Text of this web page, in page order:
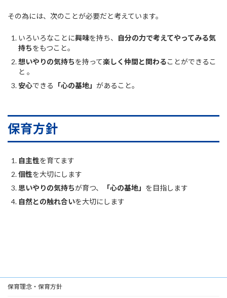
その為には、次のことが必要だと考えています。
いろいろなことに興味を持ち、
自分の力で考えてやってみる気
持ちをもつこと。
想いやりの気持ちを持って楽しく仲間と関わることができるこ
と 。
安心できる 「心の基地」 があること。
保育方針
自主性を育てます
個性を大切にします
思いやりの気持ちが育つ、 「心の基地」 を目指します
自然との触れ合いを大切にします
保育理念・保育方針